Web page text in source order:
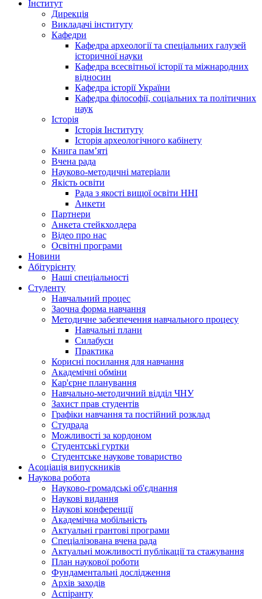
Інститут
Дирекція
Викладачі інституту
Кафедри
Кафедра археології та спеціальних галузей
історичної науки
Кафедра всесвітньої історії та міжнародних
відносин
Кафедра історії України
Кафедра філософії, соціальних та політичних
наук
Історія
Історія Інституту
Історія археологічного кабінету
Книга памʼяті
Вчена рада
Науково-методичні матеріали
Якість освіти
Рада з якості вищої освіти ННІ
Анкети
Партнери
Анкета стейкхолдера
Відео про нас
Освітні програми
Hовини
Абітурієнту
Наші спеціальності
Студенту
Навчальний процес
Заочна форма навчання
Методичне забезпечення навчального процесу
Навчальні плани
Силабуси
Практика
Корисні посилання для навчання
Академічні обміни
Кар'єрне планування
Навчально-методичний відділ ЧНУ
Захист прав студентів
Графіки навчання та постійний розклад
Студрада
Можливості за кордоном
Студентські гуртки
Студентське наукове товариство
Асоціація випускників
Наукова робота
Науково-громадські об'єднання
Наукові видання
Наукові конференції
Академічна мобільність
Актуальні грантові програми
Спеціалізована вчена рада
Актуальні можливості публікації та стажування
План наукової роботи
Фундаментальні дослідження
Архів заходів
Аспіранту